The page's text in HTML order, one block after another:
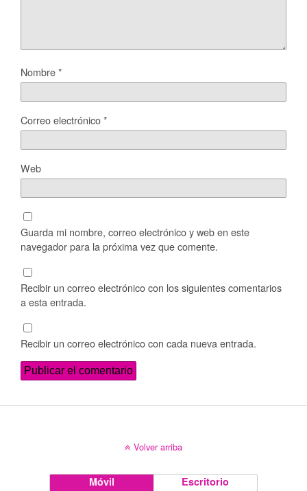
Nombre*
Correo electrónico*
Web
Guarda mi nombre, correo electrónico y web en este
navegador para la próxima vez que comente.
Recibir un correo electrónico con los siguientes comentarios
a esta entrada.
Recibir un correo electrónico con cada nueva entrada.
Volver arriba
Móvil Escritorio